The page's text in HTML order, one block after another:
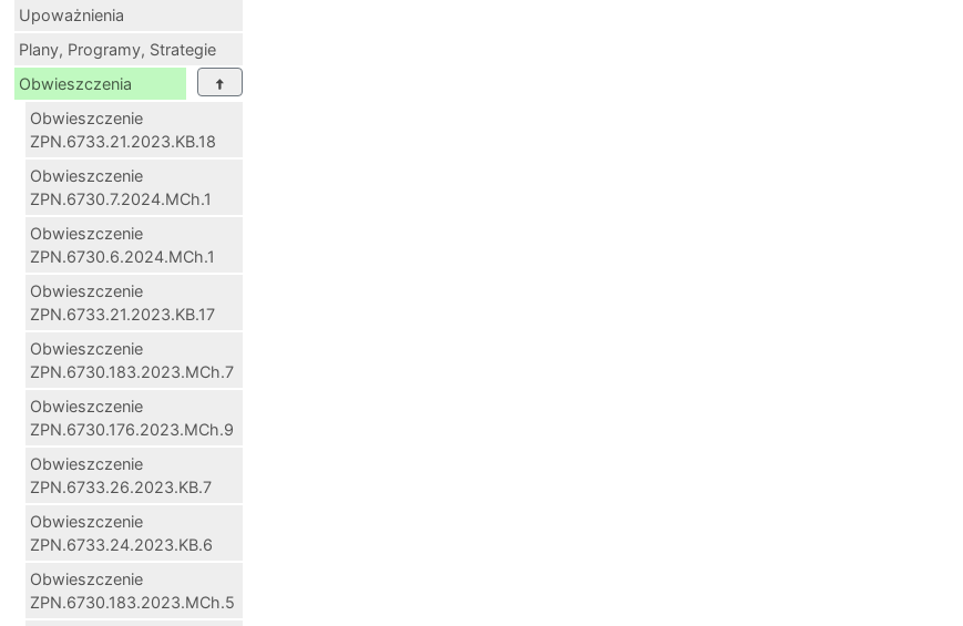
Upoważnienia
Plany, Programy, Strategie
Obwieszczenia
Obwieszczenie
ZPN.6733.21.2023.KB.18
Obwieszczenie
ZPN.6730.7.2024.MCh.1
Obwieszczenie
ZPN.6730.6.2024.MCh.1
Obwieszczenie
ZPN.6733.21.2023.KB.17
Obwieszczenie
ZPN.6730.183.2023.MCh.7
Obwieszczenie
ZPN.6730.176.2023.MCh.9
Obwieszczenie
ZPN.6733.26.2023.KB.7
Obwieszczenie
ZPN.6733.24.2023.KB.6
Obwieszczenie
ZPN.6730.183.2023.MCh.5